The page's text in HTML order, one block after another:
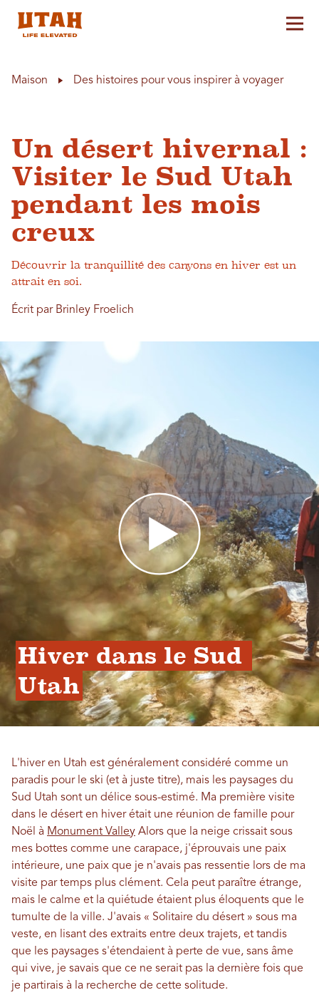
Maison Des histoires pour vous inspirer à voyager
Un désert hivernal :
Visiter le Sud Utah
pendant les mois
creux
Découvrir la tranquillité des canyons en hiver est un
attrait en soi.
Écrit par Brinley Froelich
Hiver dans le Sud
Utah
L'hiver en Utah est généralement considéré comme un
paradis pour le ski (et à juste titre), mais les paysages du
Sud Utah sont un délice sous-estimé. Ma première visite
dans le désert en hiver était une réunion de famille pour
Noël à Monument Valley Alors que la neige crissait sous
mes bottes comme une carapace, j'éprouvais une paix
intérieure, une paix que je n'avais pas ressentie lors de ma
visite par temps plus clément. Cela peut paraître étrange,
mais le calme et la quiétude étaient plus éloquents que le
tumulte de la ville. J'avais « Solitaire du désert » sous ma
veste, en lisant des extraits entre deux trajets, et tandis
que les paysages s'étendaient à perte de vue, sans âme
qui vive, je savais que ce ne serait pas la dernière fois que
je partirais à la recherche de cette solitude.